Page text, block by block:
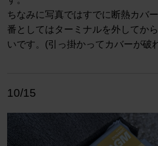
ちなみに写真ではすでに断熱カバ
番としてはターミナルを外してか
いです。(引っ掛かってカバーが破
10/15